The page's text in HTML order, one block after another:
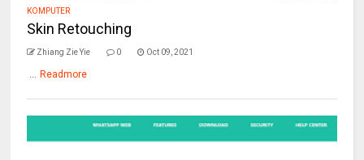
KOMPUTER
Skin Retouching
Zhiang Zie Yie 0 Oct 09, 2021
... Readmore